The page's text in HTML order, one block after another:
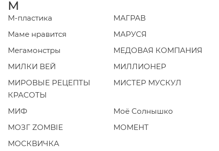
М
М-пластика
МАГРАВ
Маме нравится
МАРУСЯ
Мегамонстры
МЕДОВАЯ КОМПАНИЯ
МИЛКИ ВЕЙ
МИЛЛИОНЕР
МИРОВЫЕ РЕЦЕПТЫ
КРАСОТЫ
МИСТЕР МУСКУЛ
МИФ
Моё Солнышко
МОЗГ ZOMBIE
МОМЕНТ
МОСКВИЧКА